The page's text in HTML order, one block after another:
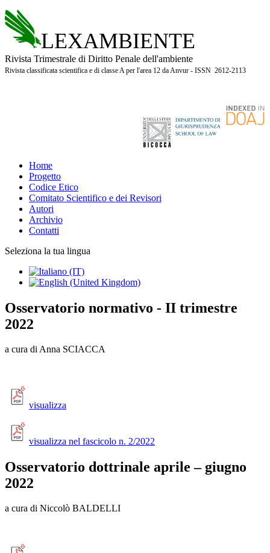
LEXAMBIENTE
Rivista Trimestrale di Diritto Penale dell'ambiente
Rivista classificata scientifica e di classe A per l'area 12 da Anvur - ISSN 2612-2113
Home
Progetto
Codice Etico
Comitato Scientifico e dei Revisori
Autori
Archivio
Contatti
Seleziona la tua lingua
Osservatorio normativo - II trimestre
2022
a cura di Anna SCIACCA
visualizza
visualizza nel fascicolo n. 2/2022
Osservatorio dottrinale aprile – giugno
2022
a cura di Niccolò BALDELLI